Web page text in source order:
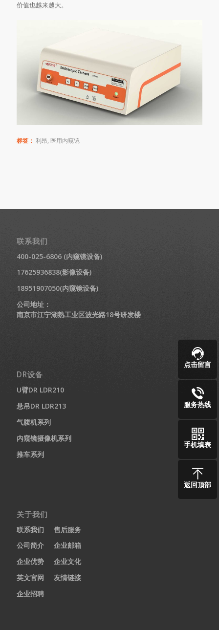
价值也越来越大。
标签： 利昂 医用内窥镜
联系我们
400-025-6806 (内窥镜设备)
17625936838(影像设备)
18951907050(内窥镜设备)
公司地址：
南京市江宁湖熟工业区波光路18号研发楼
DR设备
U臂DR LDR210
悬吊DR LDR213
气腹机系列
内窥镜摄像机系列
推车系列
关于我们
联系我们
售后服务
公司简介
企业邮箱
企业优势
企业文化
英文官网
友情链接
企业招聘
点击留言
服务热线
手机填表
返回顶部